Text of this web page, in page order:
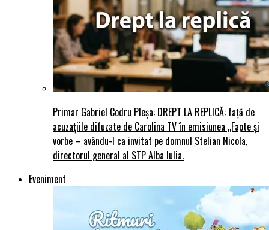
Primar Gabriel Codru Pleșa: DREPT LA REPLICĂ: față de
acuzațiile difuzate de Carolina TV în emisiunea ,,Fapte și
vorbe – avându-l ca invitat pe domnul Stelian Nicola,
directorul general al STP Alba Iulia.
Eveniment